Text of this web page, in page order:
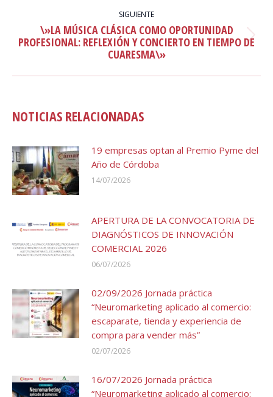
SIGUIENTE
Publicación
siguiente:
\»LA MÚSICA CLÁSICA COMO OPORTUNIDAD
PROFESIONAL: REFLEXIÓN Y CONCIERTO EN TIEMPO DE
CUARESMA\»
NOTICIAS RELACIONADAS
19 empresas optan al Premio Pyme del
Año de Córdoba
14/07/2026
APERTURA DE LA CONVOCATORIA DE
DIAGNÓSTICOS DE INNOVACIÓN
COMERCIAL 2026
06/07/2026
02/09/2026 Jornada práctica
“Neuromarketing aplicado al comercio:
escaparate, tienda y experiencia de
compra para vender más”
02/07/2026
16/07/2026 Jornada práctica
“Neuromarketing aplicado al comercio: